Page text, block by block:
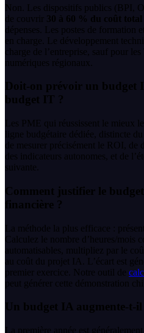
Non. Les dispositifs publics (BPI,
de couvrir 30 à 60 % du coût total
dépenses. Les postes de formation
en charge. Le développement
charge de l’entreprise, sauf pour
numériques régionaux.
Doit-on prévoir un budget
budget IT ?
Les PME qui réussissent le mieux
ligne budgétaire dédiée, distincte
de mesurer précisément le ROI, de
des indicateurs autonomes, et de
suivante.
Comment justifier le
financière ?
La méthode la plus efficace :
Calculez le nombre d’heures/mois
automatisables, multipliez par le
au coût du projet IA. L’écart est
premier exercice. Notre outil de
peut générer cette démonstration
Un budget IA augmente-t-il
La première année est